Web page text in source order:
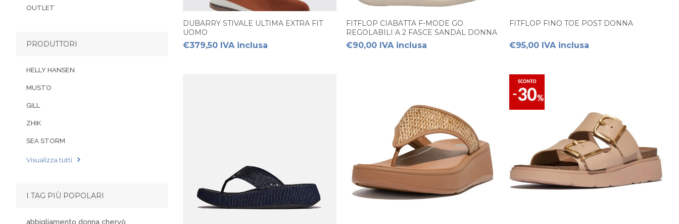
DUBARRY STIVALE ULTIMA EXTRA FIT
UOMO
€379,50 IVA inclusa
FITFLOP CIABATTA F-MODE GO
REGOLABILI A 2 FASCE SANDAL DONNA
€90,00 IVA inclusa
FITFLOP FINO TOE POST DONNA
€95,00 IVA inclusa
OUTLET
PRODUTTORI
HELLY HANSEN
MUSTO
GILL
ZHIK
SEA STORM
Visualizza tutti
I TAG PIÙ POPOLARI
abbigliamento donna chervò